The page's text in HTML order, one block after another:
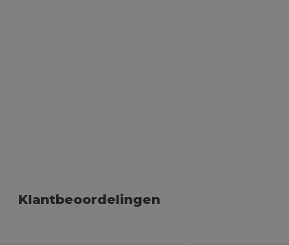
Klantbeoordelingen